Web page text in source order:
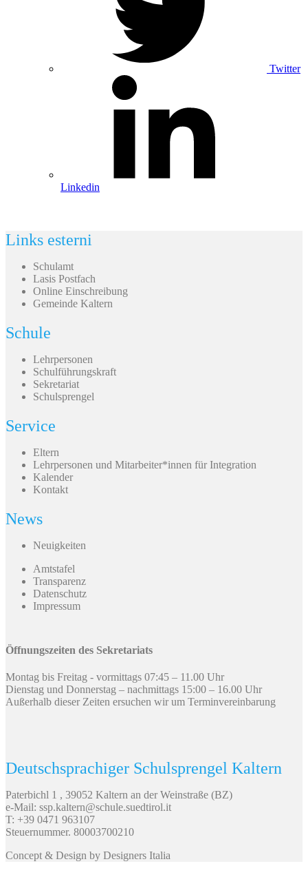
Twitter
Linkedin
Links esterni
Schulamt
Lasis Postfach
Online Einschreibung
Gemeinde Kaltern
Schule
Lehrpersonen
Schulführungskraft
Sekretariat
Schulsprengel
Service
Eltern
Lehrpersonen und Mitarbeiter*innen für Integration
Kalender
Kontakt
News
Neuigkeiten
Amtstafel
Transparenz
Datenschutz
Impressum
Öffnungszeiten des Sekretariats
Montag bis Freitag - vormittags 07:45 – 11.00 Uhr
Dienstag und Donnerstag – nachmittags 15:00 – 16.00 Uhr
Außerhalb dieser Zeiten ersuchen wir um Terminvereinbarung
Deutschsprachiger Schulsprengel Kaltern
Paterbichl 1 , 39052 Kaltern an der Weinstraße (BZ)
e-Mail: ssp.kaltern@schule.suedtirol.it
T: +39 0471 963107
Steuernummer. 80003700210
Concept & Design by Designers Italia